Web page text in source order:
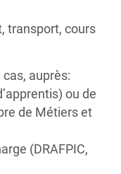
transport, cours
cas, auprès:
ou de
de Métiers et
(DRAFPIC,